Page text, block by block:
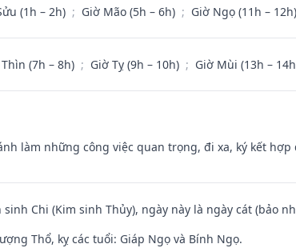
(1h – 2h) ; Giờ Mão (5h – 6h) ; Giờ Ngọ (11h – 12h)
(7h – 8h) ; Giờ Tỵ (9h – 10h) ; Giờ Mùi (13h –
làm những công việc quan trọng, đi xa, ký kết
sinh Chi (Kim sinh Thủy), ngày này là ngày cát (bảo
Thổ, kỵ các tuổi: Giáp Ngọ và Bính Ngọ.